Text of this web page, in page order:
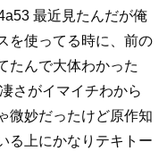
最近見たんだが俺
を使ってる時に、前の
たんで大体わかった
さがイマイチわから
微妙だったけど原作知
る上にかなりテキトー